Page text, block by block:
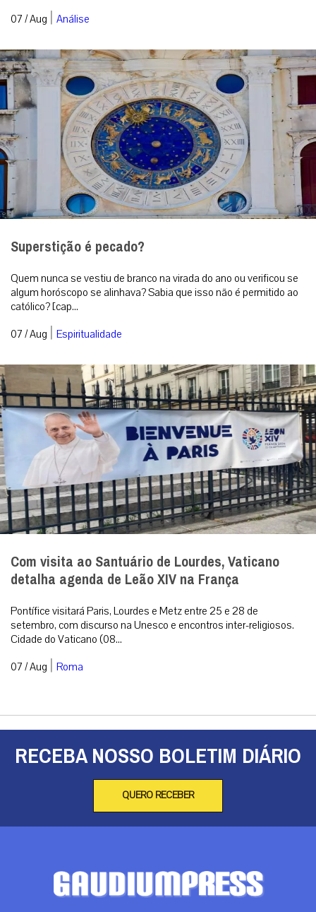
07 / Aug | Análise
Superstição é pecado?
Quem nunca se vestiu de branco na virada do ano ou verificou se
algum horóscopo se alinhava? Sabia que isso não é permitido ao
católico? [cap...
07 / Aug | Espiritualidade
Com visita ao Santuário de Lourdes, Vaticano
detalha agenda de Leão XIV na França
Pontífice visitará Paris, Lourdes e Metz entre 25 e 28 de
setembro, com discurso na Unesco e encontros inter-religiosos.
Cidade do Vaticano (08...
07 / Aug | Roma
RECEBA NOSSO BOLETIM DIÁRIO
QUERO RECEBER